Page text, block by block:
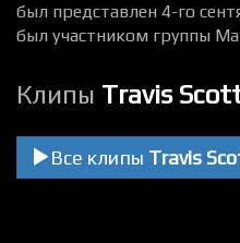
был представлен 4-го
был участником группы
Клипы Travis
Все клипы Travis